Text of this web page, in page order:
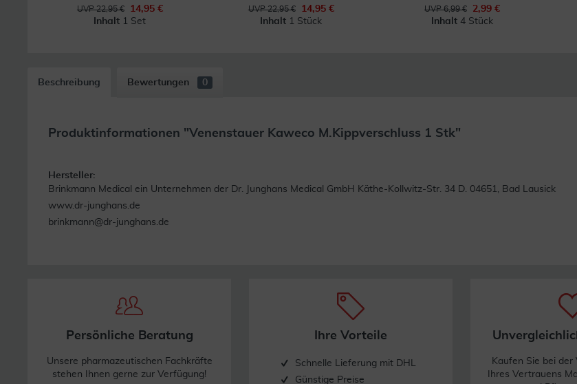
UVP 22,95 €
14,95 €
Inhalt 1 Set
UVP 22,95 €
14,95 €
Inhalt 1 Stück
UVP 6,99 €
2,99 €
Inhalt 4 Stück
Beschreibung Bewertungen 0
Produktinformationen "Venenstauer Kaweco M.Kippverschluss 1 Stk"Weiterlesen
Hersteller:
Brinkmann Medical ein Unternehmen der Dr. Junghans Medical GmbH Käthe-Kollwitz-Str. 34 D. 04651, Bad Lausick
www.dr-junghans.de
brinkmann@dr-junghans.de
Persönliche Beratung
Unsere pharmazeutischen Fachkräfte
stehen Ihnen gerne zur Verfügung!
Ihre Vorteile
Schnelle Lieferung mit DHL
Günstige Preise
Kaufen Sie bei der
Ihres Vertrauens